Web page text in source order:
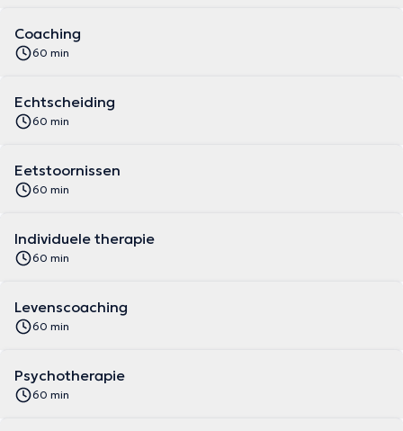
Mon objectif est d'aider mes patients à élargir au maximum leur
champ du possible, en ce qu’il a pu être limité par leur passé, afin
Coaching
60 min
Echtscheiding
60 min
Eetstoornissen
60 min
Individuele therapie
60 min
Levenscoaching
60 min
Psychotherapie
60 min